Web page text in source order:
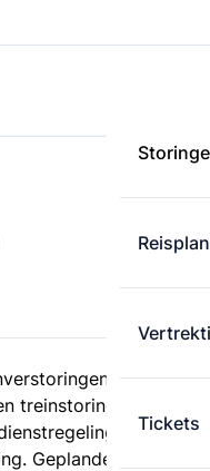
Tickets
in het
treinstoring is een
zoals
Geplande